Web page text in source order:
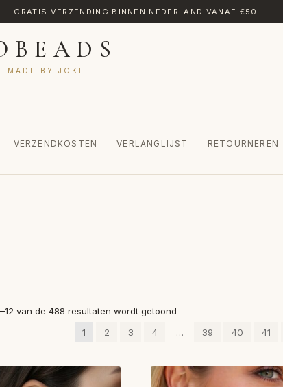
GRATIS VERZENDING BINNEN NEDERLAND VANAF €50
MADE BY JOKE
VERZENDKOSTEN VERLANGLIJST RETOURNEREN
ACCOUNT RETOURNEREN TRANSLATE VERLANGLIJST
van de 488 resultaten wordt getoond
1 2 3 4 … 39 40 41